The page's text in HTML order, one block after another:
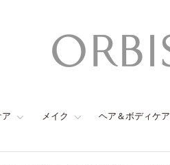
メイク ヘア＆ボディケア